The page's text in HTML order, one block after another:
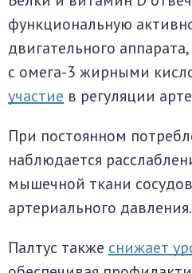
функциональную
двигательного
с омега-3 жирными
участие в регуляции
При постоянном
наблюдается
мышечной ткани
артериального давления.
Палтус также снижает